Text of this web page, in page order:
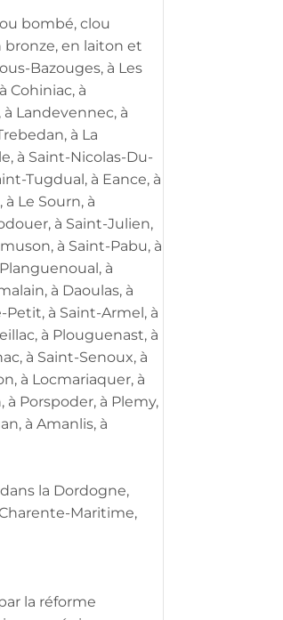
bombé, clou
en laiton et
Bazouges, à Les
Cohiniac, à
Landevennec, à
à La
à Saint-Nicolas-Du-
Tugdual, à Eance, à
Le Sourn, à
à Saint-Julien,
à Saint-Pabu, à
à
à Daoulas, à
à Saint-Armel, à
à Plouguenast, à
à Saint-Senoux, à
à Locmariaquer, à
à Porspoder, à Plemy,
à Amanlis, à
la Dordogne,
Maritime,
la réforme